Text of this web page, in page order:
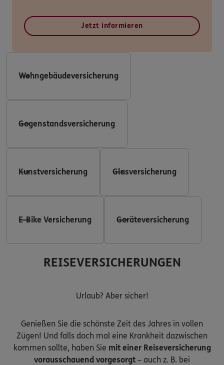
Jetzt informieren
Wohngebäudeversicherung
Gegenstandsversicherung
Kunstversicherung Glasversicherung
E-Bike Versicherung Geräteversicherung
REISEVERSICHERUNGEN
Urlaub? Aber sicher!
Genießen Sie die schönste Zeit des Jahres in vollen
Zügen! Und falls doch mal eine Krankheit dazwischen
kommen sollte, haben Sie mit einer Reiseversicherung
vorausschauend vorgesorgt – auch z. B. bei